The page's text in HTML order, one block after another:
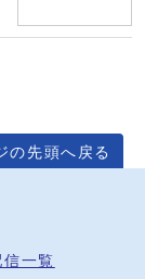
の先頭へ戻る
信一覧